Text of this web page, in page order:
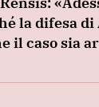
la difesa
il caso sia